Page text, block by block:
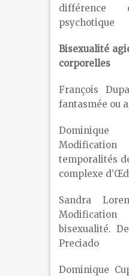
différence
psychotique
Bisexualité
corporelles
François
fantasmée ou
temporalités
complexe
Sandra
bisexualité.
Preciado
Dominique